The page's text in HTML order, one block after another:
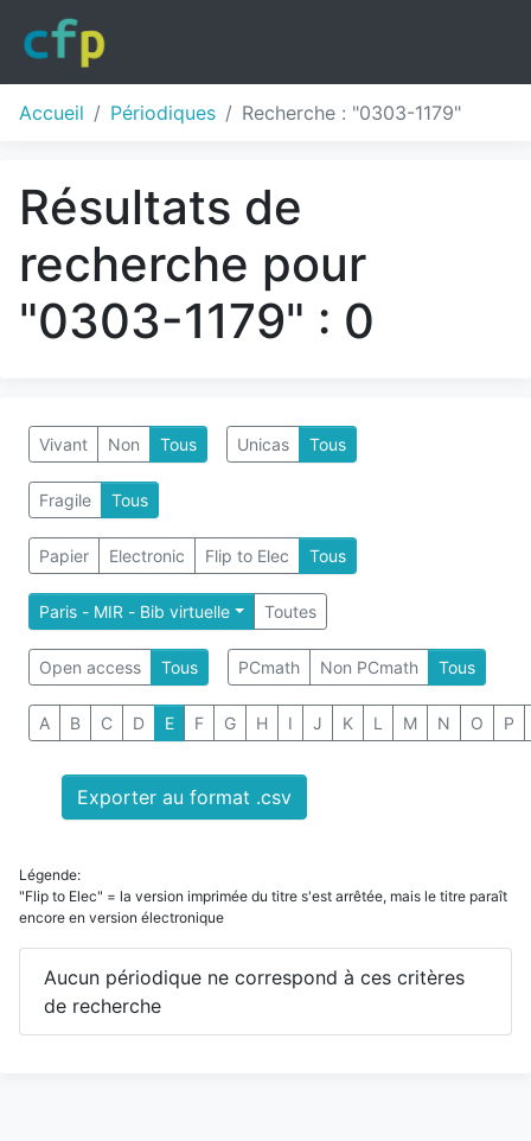
Accueil Périodiques Recherche : "0303-1179"
Résultats de
recherche pour
"0303-1179" : 0
Vivant Non Tous Unicas Tous
Fragile Tous
Papier Electronic Flip to Elec Tous
Paris - MIR - Bib virtuelle Toutes
Open access Tous PCmath Non PCmath Tous
A B C D E F G H I J K L M N O P
Exporter au format .csv
Légende:
"Flip to Elec" = la version imprimée du titre s'est arrêtée, mais le titre paraît
encore en version électronique
Aucun périodique ne correspond à ces critères
de recherche